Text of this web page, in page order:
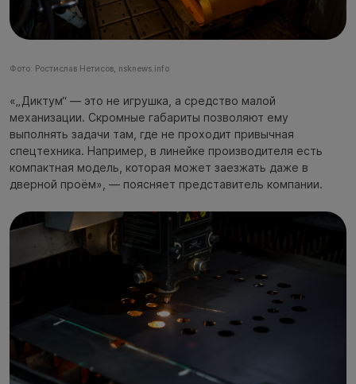
Фото: Ростислав Нетисов, nsknews.info
«„Диктум“ — это не игрушка, а средство малой
механизации. Скромные габариты позволяют ему
выполнять задачи там, где не проходит привычная
спецтехника. Например, в линейке производителя есть
компактная модель, которая может заезжать даже в
дверной проём», — поясняет представитель компании.